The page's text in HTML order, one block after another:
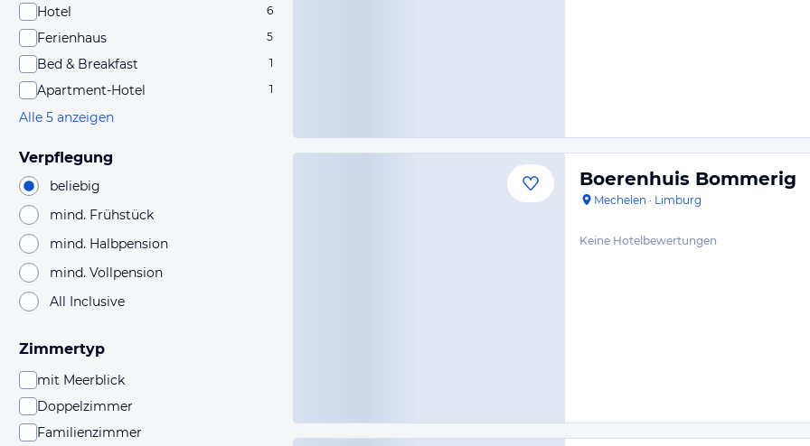
Hotel 6
Ferienhaus 5
Bed & Breakfast 1
Apartment-Hotel 1
Alle 5 anzeigen
Verpflegung
beliebig
mind. Frühstück
mind. Halbpension
mind. Vollpension
All Inclusive
Zimmertyp
mit Meerblick
Doppelzimmer
Familienzimmer
Boerenhuis Bommerig
Mechelen · Limburg
Keine Hotelbewertungen